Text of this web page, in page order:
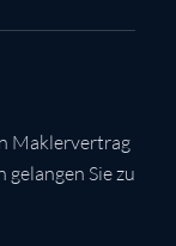
Maklervertrag
Sie zu